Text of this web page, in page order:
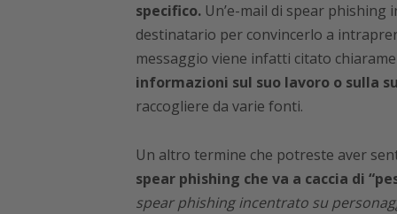
specifico.Un’e-mail di spear phishing
destinatario per convincerlo a
messaggio viene infatti citato
informazioni sul suo lavoro o sulla
raccogliere da varie fonti.
Un altro termine che potreste aver
spear phishing che va a caccia di
spear phishing incentrato su